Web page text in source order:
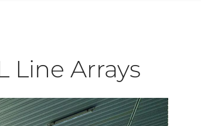
Line Arrays